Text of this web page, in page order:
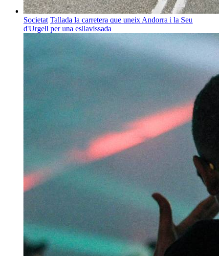
Societat Tallada la carretera que uneix Andorra i la Seu
d'Urgell per una esllavissada